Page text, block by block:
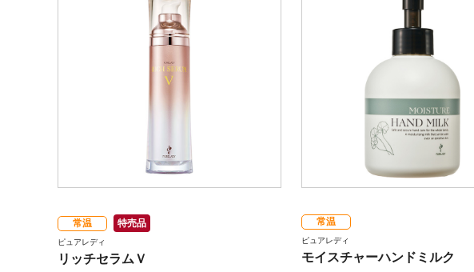
常温 特売品
ピュアレディ
リッチセラムＶ
常温
ピュアレディ
モイスチャーハンドミルク